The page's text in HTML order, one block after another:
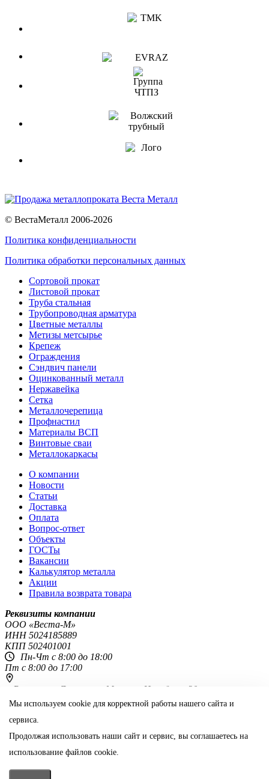
© ВестаМеталл 2006-2026
Политика конфиденциальности
Политика обработки персональных данных
Сортовой прокат
Листовой прокат
Труба стальная
Трубопроводная арматура
Цветные металлы
Метизы метсырье
Крепеж
Ограждения
Сэндвич панели
Оцинкованный металл
Нержавейка
Сетка
Металлочерепица
Профнастил
Материалы ВСП
Винтовые сваи
Металлокаркасы
О компании
Новости
Статьи
Доставка
Оплата
Вопрос-ответ
Объекты
ГОСТы
Вакансии
Калькулятор металла
Акции
Правила возврата товара
Реквизиты компании
OOO «Веста-М»
ИНН5024185889
КПП502401001
Пн-Чт с 8:00 до 18:00
Пт с 8:00 до 17:00
г. Ростов-на-Дону,
пр-т Михаила Нагибина, 30
8 800 444-51-48
rostov@vestametall.ru
Поделиться:
Информация на сайте не является публичной офертой
Мы используем cookie для корректной работы нашего сайта и
сервиса.
Продолжая использовать наши сайт и сервис, вы соглашаетесь на
использование файлов cookie.